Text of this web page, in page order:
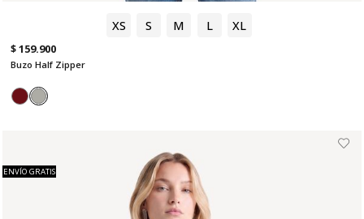
XS S M L XL
$ 159.900
Buzo Half Zipper
ENVÍO GRATIS